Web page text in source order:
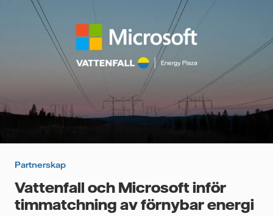
Partnerskap
Vattenfall och Microsoft inför
timmatchning av förnybar energi